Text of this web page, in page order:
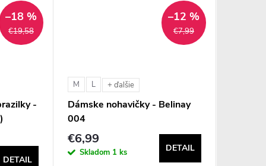
€19,58
–18 %
-
DETAIL
€7,99
–12 %
M L + ďalšie
Dámske nohavičky - Belinay
004
€6,99
Skladom 1 ks DETAIL